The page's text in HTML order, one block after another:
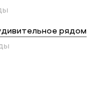
рядом